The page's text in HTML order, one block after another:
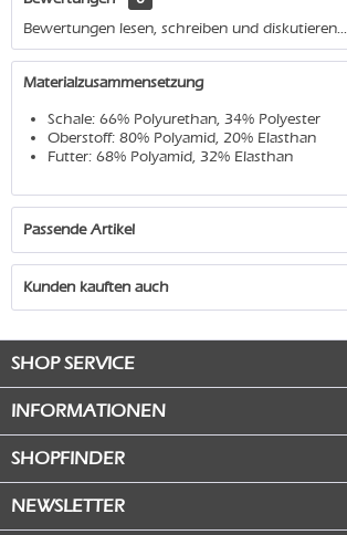
Bewertungen lesen, schreiben und diskutieren...
Materialzusammensetzung
Schale: 66% Polyurethan, 34% Polyester
Oberstoff: 80% Polyamid, 20% Elasthan
Futter: 68% Polyamid, 32% Elasthan
Passende Artikel
Kunden kauften auch
SHOP SERVICE
INFORMATIONEN
SHOPFINDER
NEWSLETTER